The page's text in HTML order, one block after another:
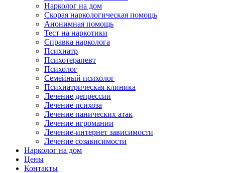
Нарколог на дом
Скорая наркологическая помощь
Анонимная помощь
Тест на наркотики
Справка нарколога
Психиатр
Психотерапевт
Психолог
Семейный психолог
Психиатрическая клиника
Лечение депрессии
Лечение психоза
Лечение панических атак
Лечение игромании
Лечение-интернет зависимости
Лечение созависимости
Нарколог на дом
Цены
Контакты